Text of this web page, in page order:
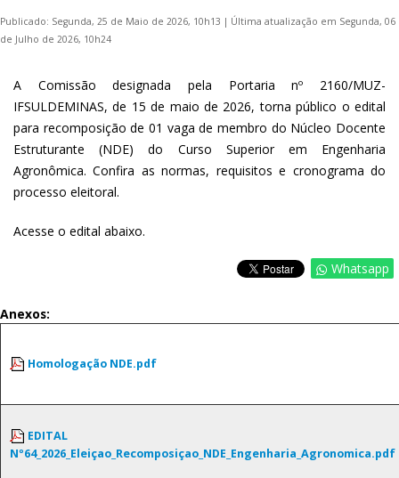
Publicado: Segunda, 25 de Maio de 2026, 10h13 | Última atualização em Segunda, 06
de Julho de 2026, 10h24
A Comissão designada pela Portaria nº 2160/MUZ-
IFSULDEMINAS, de 15 de maio de 2026, torna público o edital
para recomposição de 01 vaga de membro do Núcleo Docente
Estruturante (NDE) do Curso Superior em Engenharia
Agronômica. Confira as normas, requisitos e cronograma do
processo eleitoral.
Acesse o edital abaixo.
Whatsapp
Anexos:
Homologação NDE.pdf
EDITAL
Nº64_2026_Eleiçao_Recomposiçao_NDE_Engenharia_Agronomica.pdf